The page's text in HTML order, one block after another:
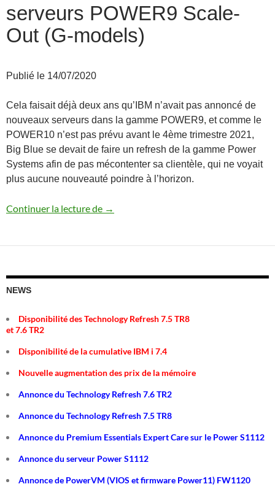
serveurs POWER9 Scale-
Out (G-models)
Publié le 14/07/2020
Cela faisait déjà deux ans qu’IBM n’avait pas annoncé de
nouveaux serveurs dans la gamme POWER9, et comme le
POWER10 n’est pas prévu avant le 4ème trimestre 2021,
Big Blue se devait de faire un refresh de la gamme Power
Systems afin de pas mécontenter sa clientèle, qui ne voyait
plus aucune nouveauté poindre à l’horizon.
Continuer la lecture de Annonce des nouveaux serveurs
→
NEWS
Disponibilité des Technology Refresh 7.5 TR8
et 7.6 TR2
Disponibilité de la cumulative IBM i 7.4
Nouvelle augmentation des prix de la mémoire
Annonce du Technology Refresh 7.6 TR2
Annonce du Technology Refresh 7.5 TR8
Annonce du Premium Essentials Expert Care sur le Power S1112
Annonce du serveur Power S1112
Annonce de PowerVM (VIOS et firmware Power11) FW1120